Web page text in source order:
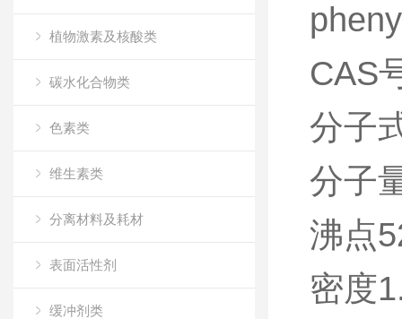
植物激素及核酸类
碳水化合物类
色素类
维生素类
分离材料及耗材
表面活性剂
缓冲剂类
CAS
分子
分子
沸点
密度